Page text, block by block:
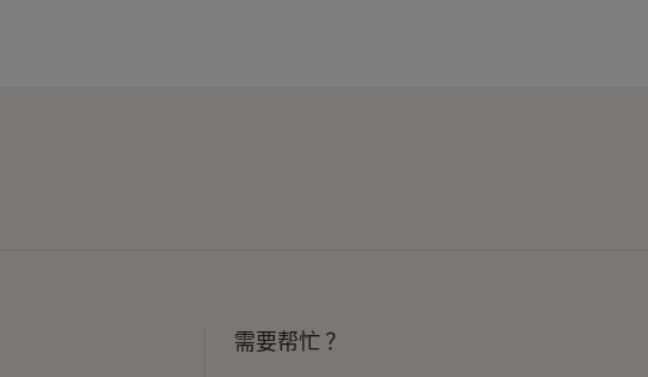
需要帮忙 ？